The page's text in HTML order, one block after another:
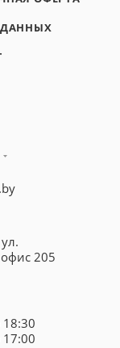
ДАННЫХ
205
18:30
17:00